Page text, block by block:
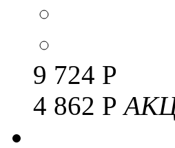
9 724 Р
4 862 Р